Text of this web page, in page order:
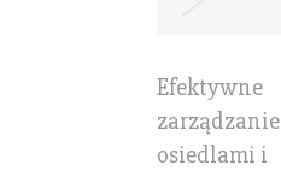
Efektywne
zarządzanie
osiedlami i